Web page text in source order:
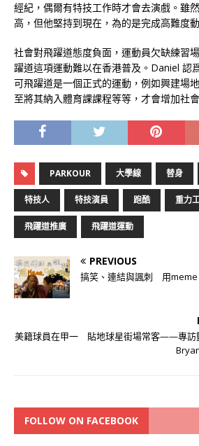
經紀，偶爾有特技工作時才會去演戲。雖
高，但他堅持到現在，為的是完成高難度
社會對飛躍道態度負面，運動員欠缺練習
躍道這項運動難以在香港普及。Daniel 認
可飛躍道是一個正式的運動，例如興建場
至將其納入體育課課程等等，才會增加社
PARKOUR 大學線 替身
特技人 特技演員 跑酷 重力
飛躍道推廣 飛躍道運動
PREVIOUS
搞笑、連結與諷刺 用meme
美籍球員在甲一 貼地球星街場常客——專訪
FOLLOW ON FACEBOOK